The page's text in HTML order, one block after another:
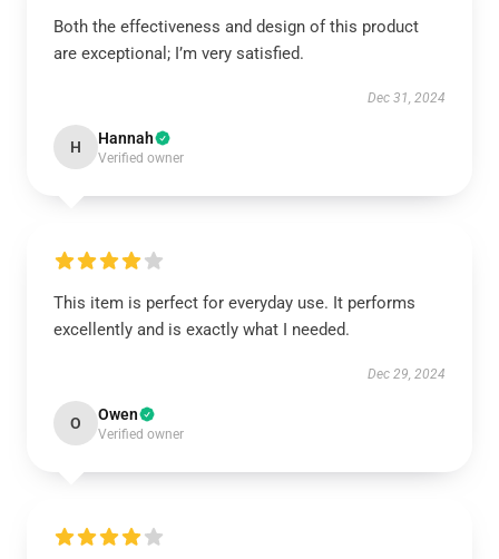
Both the effectiveness and design of this product
are exceptional; I’m very satisfied.
Dec 31, 2024
H Hannah
Verified owner
This item is perfect for everyday use. It performs
excellently and is exactly what I needed.
Dec 29, 2024
O Owen
Verified owner